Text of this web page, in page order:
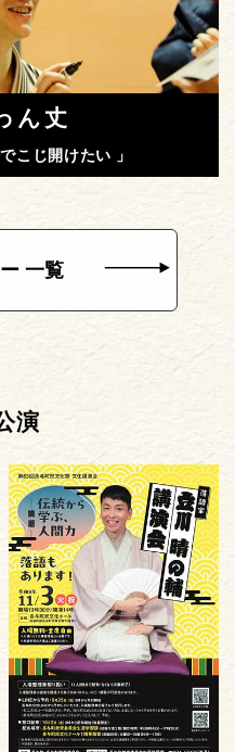
ん丈
こじ開けたい 」
一覧
演